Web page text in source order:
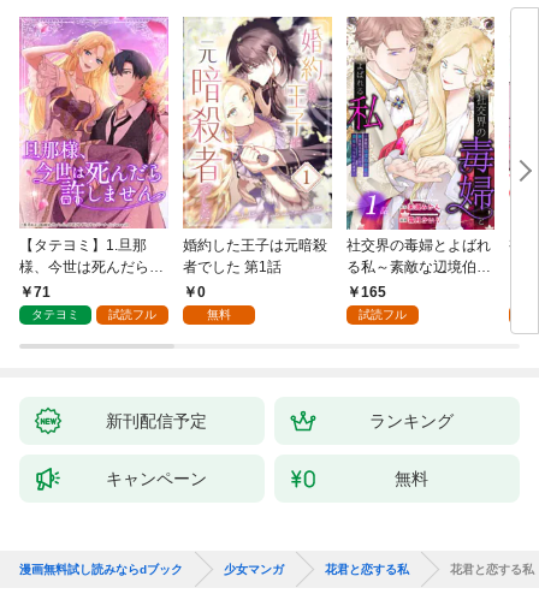
【タテヨミ】1.旦那
様、今世は死んだら許
しません
71
タテヨミ 試読フル
婚約した王子は元暗殺
者でした 第1話
0
無料
社交界の毒婦とよばれ
る私～素敵な辺境伯令
息に腕を折られたの
で、責任とってもらい
165
試読フル
視
新刊配信予定 ランキング
キャンペーン 無料
漫画無料試し読みならdブック 少女マンガ 花君と恋する私 花君と恋する私